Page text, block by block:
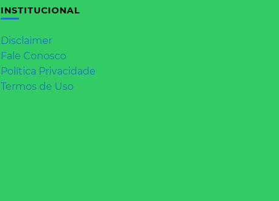
INSTITUCIONAL
Disclaimer
Fale Conosco
Política Privacidade
Termos de Uso